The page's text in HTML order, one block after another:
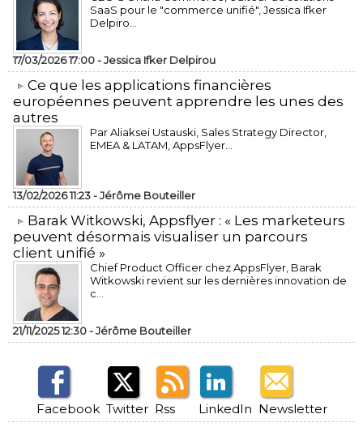
SaaS pour le "commerce unifié", Jessica Ifker
Delpiro...
17/03/2026 17:00 -Jessica Ifker Delpirou
​Ce que les applications financières
européennes peuvent apprendre les unes des
autres
Par Aliaksei Ustauski, Sales Strategy Director,
EMEA & LATAM, AppsFlyer...
13/02/2026 11:23 -Jérôme Bouteiller
​Barak Witkowski, Appsflyer : « Les marketeurs
peuvent désormais visualiser un parcours
client unifié »
Chief Product Officer chez AppsFlyer, ​Barak
Witkowski revient sur les dernières innovation de
c...
21/11/2025 12:30 -Jérôme Bouteiller
Facebook Twitter Rss LinkedIn Newsletter